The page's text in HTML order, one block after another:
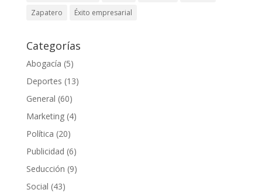
Zapatero
Éxito empresarial
Categorías
Abogacía (5)
Deportes (13)
General (60)
Marketing(4)
Política (20)
Publicidad (6)
Seducción (9)
Social (43)